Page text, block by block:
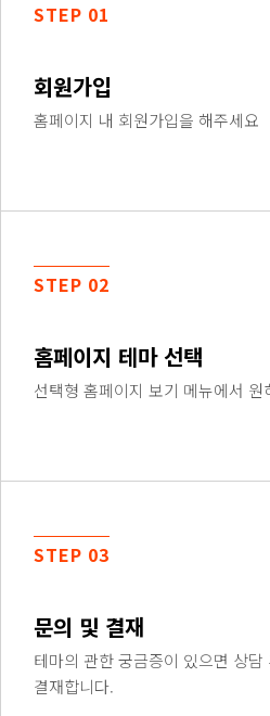
STEP 01
회원가입
홈페이지 내 회원가입을 해주세요
STEP 02
홈페이지 테마 선택
선택형 홈페이지 보기 메뉴에서
STEP 03
문의 및 결재
테마의 관한 궁금증이 있으면 상담
결재합니다.